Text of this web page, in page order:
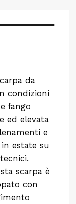
da
condizioni
fango
ed elevata
e
estate su
scarpa è
con